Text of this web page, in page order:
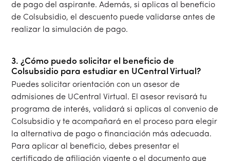
de pago del aspirante. Además, si aplicas al beneficio
de Colsubsidio, el descuento puede validarse antes de
realizar la simulación de pago.
3. ¿Cómo puedo solicitar el beneficio de
Colsubsidio para estudiar en UCentral Virtual?
Puedes solicitar orientación con un asesor de
admisiones de UCentral Virtual. El asesor revisará tu
programa de interés, validará si aplicas al convenio de
Colsubsidio y te acompañará en el proceso para elegir
la alternativa de pago o financiación más adecuada.
Para aplicar al beneficio, debes presentar el
certificado de afiliación vigente o el documento que